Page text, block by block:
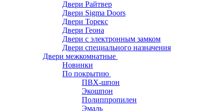
Двери Райтвер
Двери Sigma Doors
Двери Торекс
Двери Геона
Двери с электронным замком
Двери специального назначения
Двери межкомнатные
Новинки
По покрытию
ПВХ-шпон
Экошпон
Полиппропилен
Эмаль